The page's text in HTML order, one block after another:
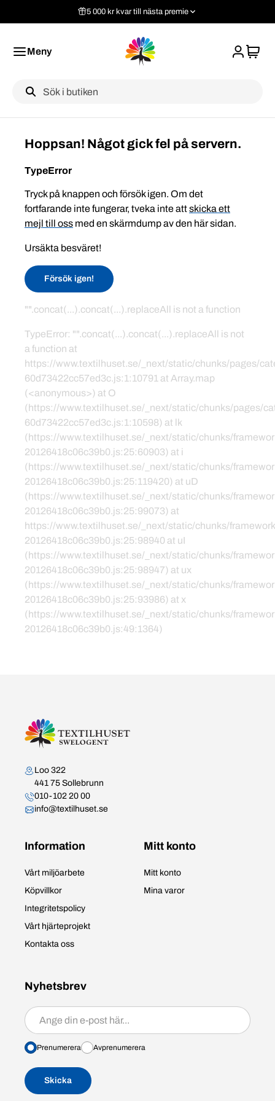
5 000 kr kvar till nästa premie
Meny
Label
Hoppsan! Något gick fel på servern.
TypeError
Tryck på knappen och försök igen. Om det
fortfarande inte fungerar, tveka inte attskicka ett
mejl till oss med en skärmdump av den här sidan.
Ursäkta besväret!
Försök igen!
"".concat(...).concat(...).replaceAll is not a function
TypeError: "".concat(...).concat(...).replaceAll is not
a function at
https://www.textilhuset.se/_next/static/chunks/pages/
60d73422cc57ed3c.js:1:10791 at Array.map
(<anonymous>) at O
(https://www.textilhuset.se/_next/static/chunks/pages/
60d73422cc57ed3c.js:1:10598) at lk
(https://www.textilhuset.se/_next/static/chunks/
20126418c06c39b0.js:25:60903) at i
(https://www.textilhuset.se/_next/static/chunks/
20126418c06c39b0.js:25:119420) at uD
(https://www.textilhuset.se/_next/static/chunks/
20126418c06c39b0.js:25:99073) at
https://www.textilhuset.se/_next/static/chunks/
20126418c06c39b0.js:25:98940 at uI
(https://www.textilhuset.se/_next/static/chunks/
20126418c06c39b0.js:25:98947) at ux
(https://www.textilhuset.se/_next/static/chunks/
20126418c06c39b0.js:25:93986) at x
(https://www.textilhuset.se/_next/static/chunks/
20126418c06c39b0.js:49:1364)
Kontakta oss
Loo 322
441 75 Sollebrunn
010-102 20 00
info@textilhuset.se
Information
Vårt miljöarbete
Köpvillkor
Integritetspolicy
Vårt hjärteprojekt
Kontakta oss
Mitt konto
Mitt konto
Mina varor
Nyhetsbrev
Prenumerera/avprenumerera
Prenumerera Avprenumerera
Skicka